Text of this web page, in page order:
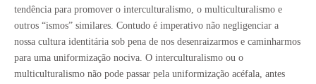
tendência para promover o interculturalismo, o multiculturalismo e
outros “ismos” similares. Contudo é imperativo não negligenciar a
nossa cultura identitária sob pena de nos desenraizarmos e caminharmos
para uma uniformização nociva. O interculturalismo ou o
multiculturalismo não pode passar pela uniformização acéfala, antes